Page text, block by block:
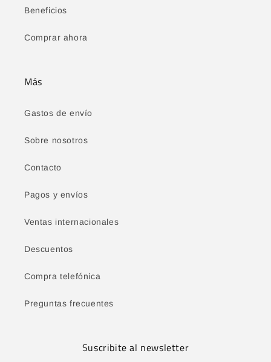
Beneficios
Comprar ahora
Más
Gastos de envío
Sobre nosotros
Contacto
Pagos y envíos
Ventas internacionales
Descuentos
Compra telefónica
Preguntas frecuentes
Suscribite al newsletter